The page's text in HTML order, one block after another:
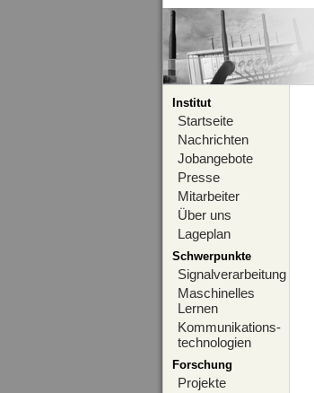
Institut
Startseite
Nachrichten
Jobangebote
Presse
Mitarbeiter
Über uns
Lageplan
Schwerpunkte
Signalverarbeitung
Maschinelles
Lernen
Kommunikations-
technologien
Forschung
Projekte